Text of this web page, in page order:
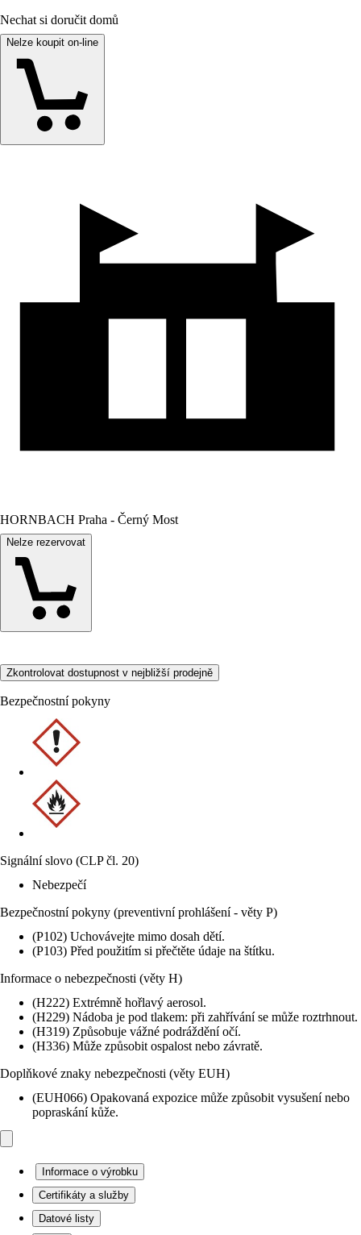
Nechat si doručit domů
Nelze koupit on-line
HORNBACH Praha - Černý Most
Nelze rezervovat
Zkontrolovat dostupnost v nejbližší prodejně
Bezpečnostní pokyny
Signální slovo (CLP čl. 20)
Nebezpečí
Bezpečnostní pokyny (preventivní prohlášení - věty P)
(P102) Uchovávejte mimo dosah dětí.
(P103) Před použitím si přečtěte údaje na štítku.
Informace o nebezpečnosti (věty H)
(H222) Extrémně hořlavý aerosol.
(H229) Nádoba je pod tlakem: při zahřívání se může roztrhnout.
(H319) Způsobuje vážné podráždění očí.
(H336) Může způsobit ospalost nebo závratě.
Doplňkové znaky nebezpečnosti (věty EUH)
(EUH066) Opakovaná expozice může způsobit vysušení nebo
popraskání kůže.
Informace o výrobku
Certifikáty a služby
Datové listy